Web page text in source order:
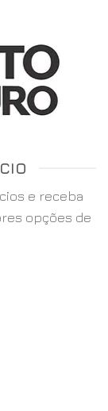
e receba
opções de